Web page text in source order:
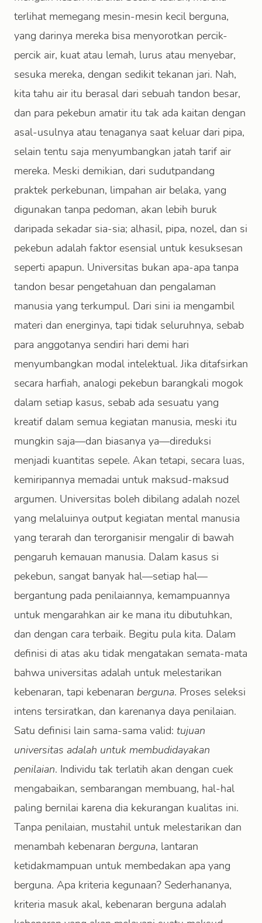
terlihat memegang mesin-mesin kecil berguna,
yang darinya mereka bisa menyorotkan percik-
percik air, kuat atau lemah, lurus atau menyebar,
sesuka mereka, dengan sedikit tekanan jari. Nah,
kita tahu air itu berasal dari sebuah tandon besar,
dan para pekebun amatir itu tak ada kaitan dengan
asal-usulnya atau tenaganya saat keluar dari pipa,
selain tentu saja menyumbangkan jatah tarif air
mereka. Meski demikian, dari sudutpandang
praktek perkebunan, limpahan air belaka, yang
digunakan tanpa pedoman, akan lebih buruk
daripada sekadar sia-sia; alhasil, pipa, nozel, dan si
pekebun adalah faktor esensial untuk kesuksesan
seperti apapun. Universitas bukan apa-apa tanpa
tandon besar pengetahuan dan pengalaman
manusia yang terkumpul. Dari sini ia mengambil
materi dan energinya, tapi tidak seluruhnya, sebab
para anggotanya sendiri hari demi hari
menyumbangkan modal intelektual. Jika ditafsirkan
secara harfiah, analogi pekebun barangkali mogok
dalam setiap kasus, sebab ada sesuatu yang
kreatif dalam semua kegiatan manusia, meski itu
mungkin saja—dan biasanya ya—direduksi
menjadi kuantitas sepele. Akan tetapi, secara luas,
kemiripannya memadai untuk maksud-maksud
argumen. Universitas boleh dibilang adalah nozel
yang melaluinya output kegiatan mental manusia
yang terarah dan terorganisir mengalir di bawah
pengaruh kemauan manusia. Dalam kasus si
pekebun, sangat banyak hal—setiap hal—
bergantung pada penilaiannya, kemampuannya
untuk mengarahkan air ke mana itu dibutuhkan,
dan dengan cara terbaik. Begitu pula kita. Dalam
definisi di atas aku tidak mengatakan semata-mata
bahwa universitas adalah untuk melestarikan
kebenaran, tapi kebenaran berguna. Proses seleksi
intens tersiratkan, dan karenanya daya penilaian.
Satu definisi lain sama-sama valid: tujuan
universitas adalah untuk membudidayakan
penilaian. Individu tak terlatih akan dengan cuek
mengabaikan, sembarangan membuang, hal-hal
paling bernilai karena dia kekurangan kualitas ini.
Tanpa penilaian, mustahil untuk melestarikan dan
menambah kebenaran berguna, lantaran
ketidakmampuan untuk membedakan apa yang
berguna. Apa kriteria kegunaan? Sederhananya,
kriteria masuk akal, kebenaran berguna adalah